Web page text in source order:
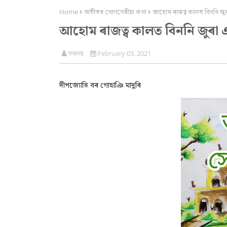
Home অতীতৰ সোণসেৰীয়া কথা আহোম ৰাজত্ব কালত বিননি
আহোম ৰাজত্ব কালত বিননি জুৰা
সমলয় February 03, 2021
দীপজ্যোতি বৰ গোহাঞি মাদুৰি